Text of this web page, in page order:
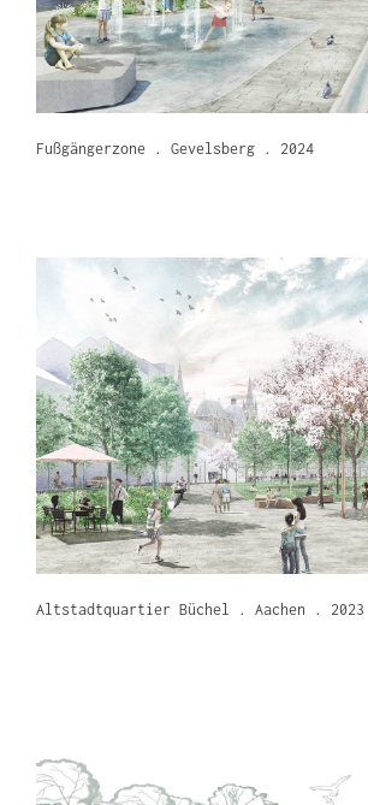
Fußgängerzone . Gevelsberg . 2024
Altstadtquartier Büchel . Aachen . 2023